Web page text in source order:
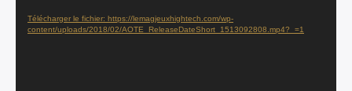
Télécharger le fichier: https://lemagjeuxhightech.com/wp-
content/uploads/2018/02/AOTE_ReleaseDateShort_1513092808.mp4?_=1